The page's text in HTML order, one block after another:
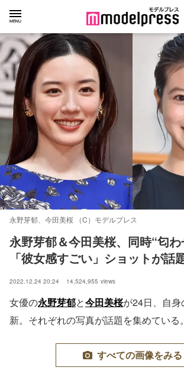
永野芽郁、今田美桜 （C）モデルプレス
永野芽郁＆今田美桜、同時“匂わ
「彼女感すごい」ショットが話
2022.12.24 20:24 14,524,955 views
女優の永野芽郁と今田美桜が24日、自身
新。それぞれの写真が話題を集めている。
すべての画像をみる